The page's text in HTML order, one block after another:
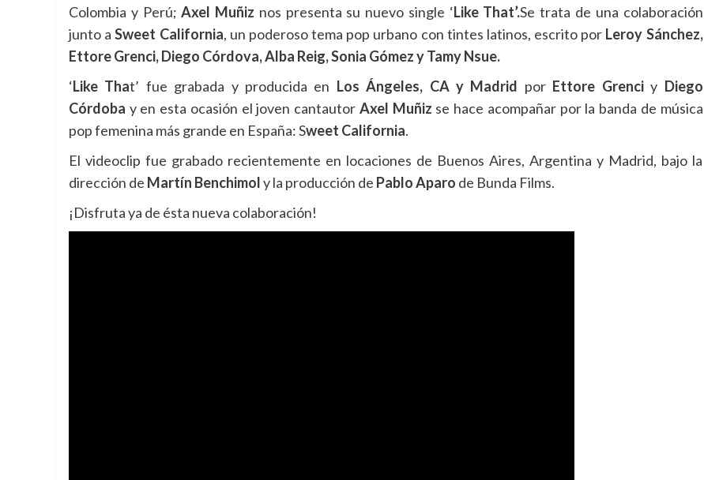
Colombia y Perú;Axel Muñiz nos presenta su nuevo single ‘Like That’.Se trata de una colaboración
junto aSweet California, un poderoso tema pop urbano con tintes latinos, escrito por Leroy Sánchez,
Ettore Grenci, Diego Córdova, Alba Reig, Sonia Gómez y Tamy Nsue.
‘Like That’ fue grabada y producida en Los Ángeles, CA y Madrid por Ettore Grenciy Diego
Córdoba y en esta ocasión el joven cantautor Axel Muñiz se hace acompañar por la banda de música
pop femenina más grande en España: Sweet California.
El videoclip fue grabado recientemente en locaciones de Buenos Aires, Argentina y Madrid, bajo la
dirección de Martín Benchimoly la producción de Pablo Aparo de Bunda Films.
¡Disfruta ya de ésta nueva colaboración!